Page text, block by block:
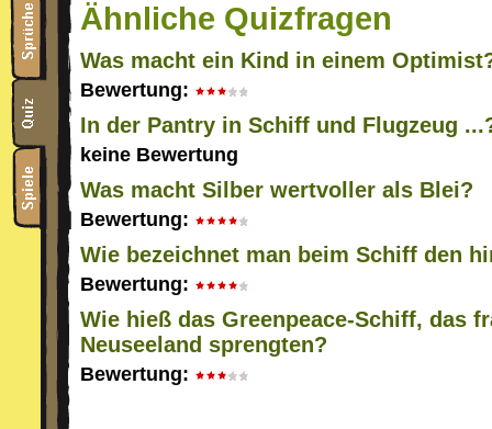
Ähnliche Quizfragen
Was macht ein Kind in einem
Bewertung:
In der Pantry in Schiff und Flugzeug
keine Bewertung
Was macht Silber wertvoller als Blei?
Bewertung:
Wie bezeichnet man beim Schiff den
Bewertung:
Wie hieß das Greenpeace-Schiff, das
Neuseeland sprengten?
Bewertung: